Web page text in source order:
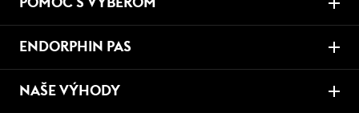
ENDORPHIN PAS
NAŠE VÝHODY